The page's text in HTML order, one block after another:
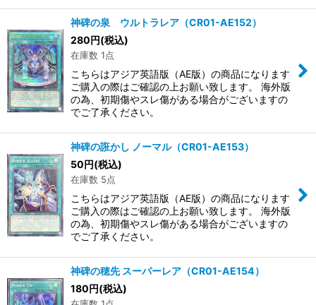
神碑の泉 ウルトラレア（CR01-AE152）
280円(税込)
在庫数 1点
こちらはアジア英語版（AE版）の商品になります
ご購入の際はご確認の上お願い致します。 海外版
の為、初期傷やスレ傷がある場合がございますの
でご了承ください。
神碑の誑かし ノーマル（CR01-AE153）
50円(税込)
在庫数 5点
こちらはアジア英語版（AE版）の商品になります
ご購入の際はご確認の上お願い致します。 海外版
の為、初期傷やスレ傷がある場合がございますの
でご了承ください。
神碑の穂先 スーパーレア（CR01-AE154）
180円(税込)